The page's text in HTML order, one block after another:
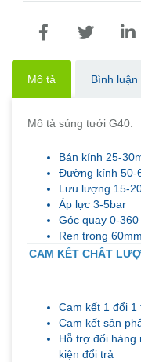
Mô tả Bình luận
Mô tả súng tưới G40:
Bán kính 25-
Đường kính 50-
Lưu lượng 15-
Áp lực 3-5bar
Góc quay 0-360
Ren trong 60mm
CAM KẾT CHẤT
Cam kết 1 đổi 1
Cam kết sản
Hỗ trợ đổi hàng
kiện đổi trả